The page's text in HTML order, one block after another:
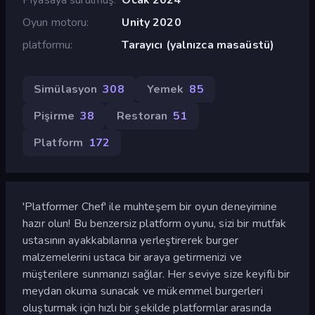
Oyun motoru
Unity 2020
platformu
Tarayıcı (yalnızca masaüstü)
Simülasyon 308 Yemek 85
Pişirme 38 Restoran 51
Platform 172
'Platformer Chef' ile muhteşem bir oyun deneyimine
hazır olun! Bu benzersiz platform oyunu, sizi bir mutfak
ustasının ayakkabılarına yerleştirerek burger
malzemelerini ustaca bir araya getirmenizi ve
müşterilere sunmanızı sağlar. Her seviye size keyifli bir
meydan okuma sunacak ve mükemmel burgerleri
oluşturmak için hızlı bir şekilde platformlar arasında